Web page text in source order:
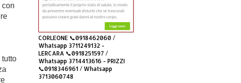
con
tutto
CORLEONE 📞0918462060 /
Whatsapp 3711249132 -
LERCARA 📞0918251597 /
Whatsapp 3714413616 - PRIZZI
📞0918346961 / Whatsapp
3713060748